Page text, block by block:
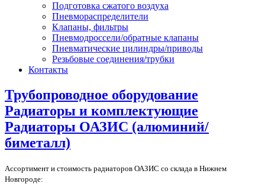
Подготовка сжатого воздуха
Пневмораспределители
Клапаны, фильтры
Пневмодроссели/обратные клапаны
Пневматические цилиндры/приводы
Резьбовые соединения/трубки
Контакты
Трубопроводное оборудование
Радиаторы и комплектующие
Радиаторы ОАЗИС (алюминий/
биметалл)
Ассортимент и стоимость радиаторов ОАЗИС со склада в Нижнем
Новгороде: